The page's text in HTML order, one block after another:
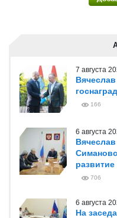
7 августа
166
6 августа
706
6 августа
На